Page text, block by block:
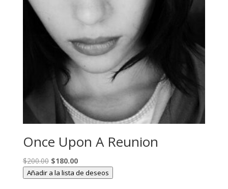
Once Upon A Reunion
$200.00 El
precio
$180.00El
precio
Añadir a la lista de deseos